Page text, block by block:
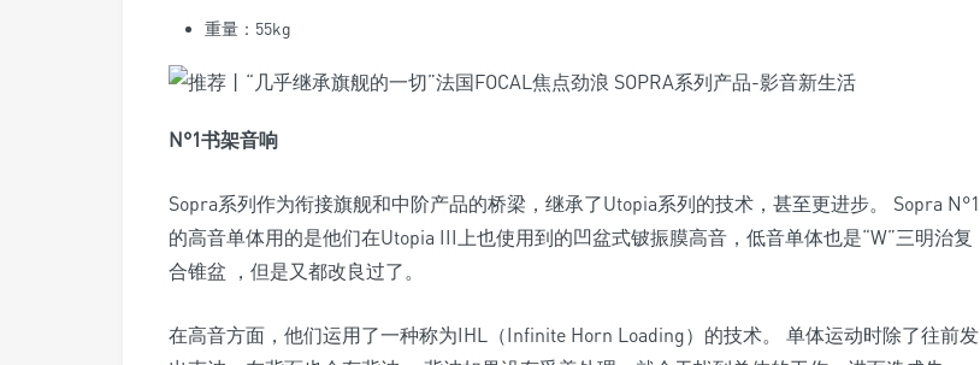
重量：55kg
N°1书架音响
Sopra系列作为衔接旗舰和中阶产品的桥梁，继承了Utopia系列的技术，甚至更进步。 Sopra N°1
的高音单体用的是他们在Utopia III上也使用到的凹盆式铍振膜高音，低音单体也是“W”三明治复
合锥盆 ，但是又都改良过了。
在高音方面，他们运用了一种称为IHL（Infinite Horn Loading）的技术。 单体运动时除了往前发